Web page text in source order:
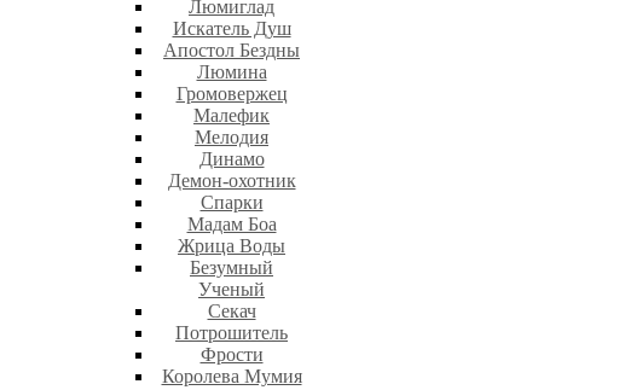
Люмиглад
Искатель Душ
Апостол Бездны
Люмина
Громовержец
Малефик
Мелодия
Динамо
Демон-охотник
Спарки
Мадам Боа
Жрица Воды
Безумный
Ученый
Секач
Потрошитель
Фрости
Королева Мумия